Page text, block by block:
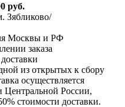
руб.
Зябликово/
Москвы и РФ
заказа
из открытых к сбору
осуществляется
России,
стоимости доставки.